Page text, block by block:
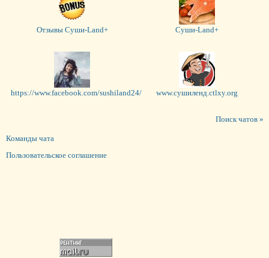
Отзывы Суши-Land+ Суши-Land+
https://www.facebook.com/sushiland24/ www.сушиленд.ctlxy.org
Поиск чатов »
Команды чата
Пользовательское соглашение